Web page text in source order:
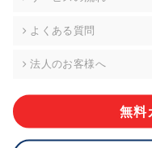
株式会社div 個人情報問
メールアドレス
ご本人様が当社に個人
応ができない場合があり
よくある質問
法人のお客様へ
無料